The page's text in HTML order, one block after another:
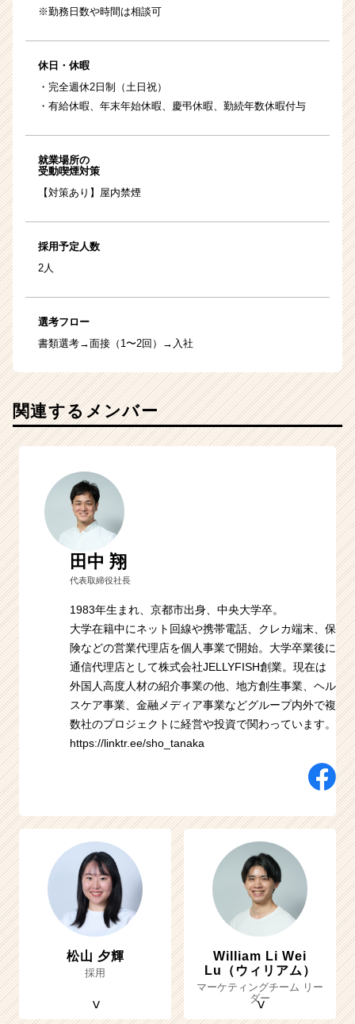
※勤務日数や時間は相談可
休日・休暇
・完全週休2日制（土日祝）
・有給休暇、年末年始休暇、慶弔休暇、勤続年数休暇付与
就業場所の
受動喫煙対策
【対策あり】屋内禁煙
採用予定人数
2人
選考フロー
書類選考→面接（1〜2回）→入社
関連するメンバー
田中 翔
代表取締役社長
1983年生まれ、京都市出身、中央大学卒。
大学在籍中にネット回線や携帯電話、クレカ端末、保
険などの営業代理店を個人事業で開始。大学卒業後に
通信代理店として株式会社JELLYFISH創業。現在は
外国人高度人材の紹介事業の他、地方創生事業、ヘル
スケア事業、金融メディア事業などグループ内外で複
数社のプロジェクトに経営や投資で関わっています。
https://linktr.ee/sho_tanaka
松山 夕輝
採用
William Li Wei
Lu（ウィリアム）
マーケティングチーム リー
ダー